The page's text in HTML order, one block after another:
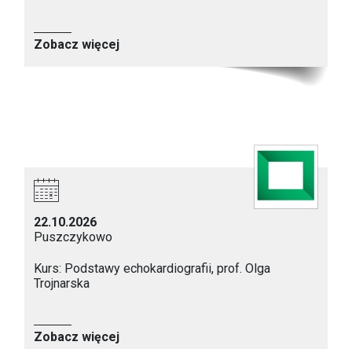
Zobacz więcej
22.10.2026
Puszczykowo
Kurs: Podstawy echokardiografii, prof. Olga
Trojnarska
Zobacz więcej